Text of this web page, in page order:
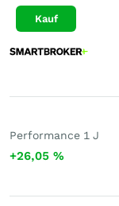
Kauf
Performance 1 J
+26,05 %